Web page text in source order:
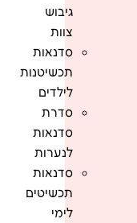
גיבוש
צוות
סדנאות
תכשיטנות
לילדים
סדרת
סדנאות
לנערות
סדנאות
תכשיטים
לימי